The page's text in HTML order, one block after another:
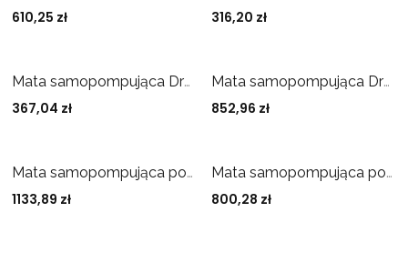
610,25 zł 316,20 zł
Mata samopompująca Dreamcatcher Outwell 75 mm
367,04 zł
Mata samopompująca Dreamcatcher XL Outwell 120 mm
852,96 zł
Mata samopompująca podwójna Dreamcatcher Outwell 100 mm
1133,89 zł
Mata samopompująca podwójna Dreamcatcher Outwell 50 mm
800,28 zł